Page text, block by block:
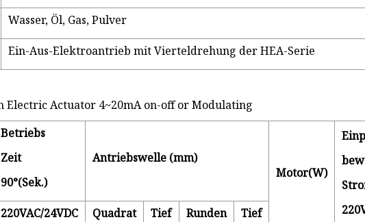
Wasser, Öl, Gas, Pulver
Ein-Aus-Elektroantrieb mit Vierteldrehung der HEA-Serie
Betriebs
Zeit
90°(Sek.)
Antriebswelle (mm)
Motor(W)
220VAC/24VDC Quadrat Tief Runden Tief